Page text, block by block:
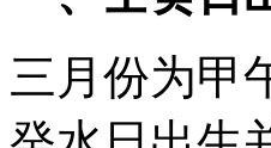
一、壬癸
三月份为甲